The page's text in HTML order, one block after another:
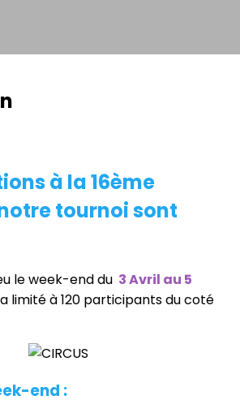
à la 16ème
tournoi sont
le week-end du 3 Avril au 5
limité à 120 participants du coté
end :